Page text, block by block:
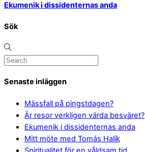
Ekumenik i dissidenternas anda
Sök
Senaste inläggen
Mässfall på pingstdagen?
Är resor verkligen värda besväret?
Ekumenik i dissidenternas anda
Mitt möte med Tomás Halík